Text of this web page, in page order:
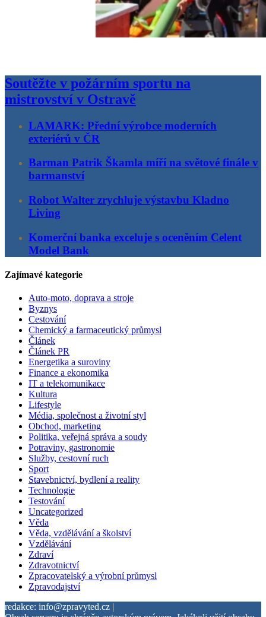
Soutěžte v požárním sportu na
mistrovství v Ostravě
LAMARK: Přední výrobce moderních
exteriérů v ČR
Barman Patrik Škamla míří na světové finále v
barmanství
Robot Walter zrychluje výstavbu Kladno
Living
Komerční banka exceluje s oceněním Celent
Model Bank
Zajímavé kategorie
Auto-moto, doprava a stroje
Byznys
Cestování
Chemický a farmaceutický průmysl
Článek
Článek PR
Energetika a suroviny
Finance a ekonomika
IT a telekomunikace
Kultura
Lifestyle
Média, společnost a životní styl
Obchod, marketing
Politika, veřejná správa a soudy
Potraviny, gastronomie
Služby, cestovní ruch
Sport
Stavebnictví, bydlení a reality
Technologie
Testování
Uncategorized
Věda
Věda, vzdělávání a školství
Vzdělávání
Zdraví
Zdravotnictví
Zpracovatelský a výrobní průmysl
Zpravodajství
redakce: info@zpravyted.cz |